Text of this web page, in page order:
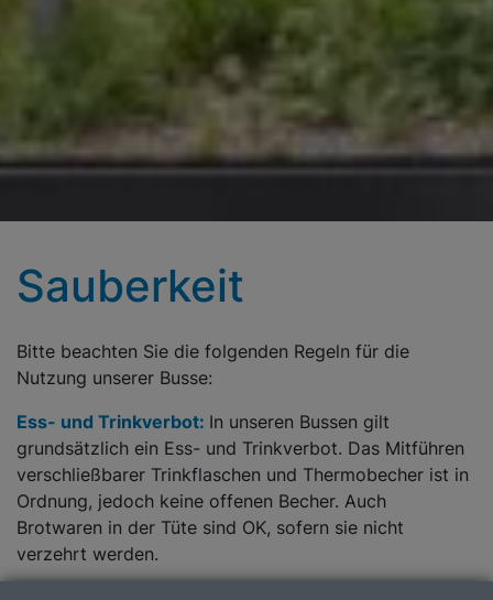
Sauberkeit
Bitte beachten Sie die folgenden Regeln für die
Nutzung unserer Busse:
Ess- und Trinkverbot: In unseren Bussen gilt
grundsätzlich ein Ess- und Trinkverbot. Das Mitführen
verschließbarer Trinkflaschen und Thermobecher ist in
Ordnung, jedoch keine offenen Becher. Auch
Brotwaren in der Tüte sind OK, sofern sie nicht
verzehrt werden.